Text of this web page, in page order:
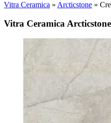
Vitra Ceramica » Arcticstone »
Vitra Ceramica